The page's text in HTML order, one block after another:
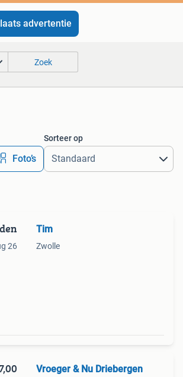
advertentie
Zoek
Foto’s
Sorteer op
26
Tim
Zwolle
Vroeger & Nu Driebergen